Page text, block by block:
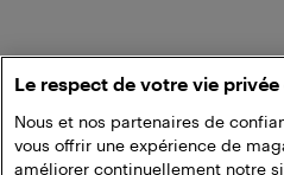
Le respect de votre vie
Nous et nos partenaires de
vous offrir une expérience de
améliorer continuellement notre